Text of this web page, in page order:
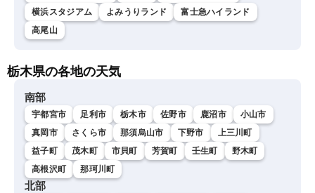
横浜スタジアム
よみうりランド
富士急ハイランド
高尾山
栃木県の各地の天気
南部
宇都宮市 足利市 栃木市 佐野市 鹿沼市
小山市
真岡市
さくら市 那須烏山市 下野市
上三川町
益子町
茂木町 市貝町 芳賀町 壬生町
野木町
高根沢町
那珂川町
北部